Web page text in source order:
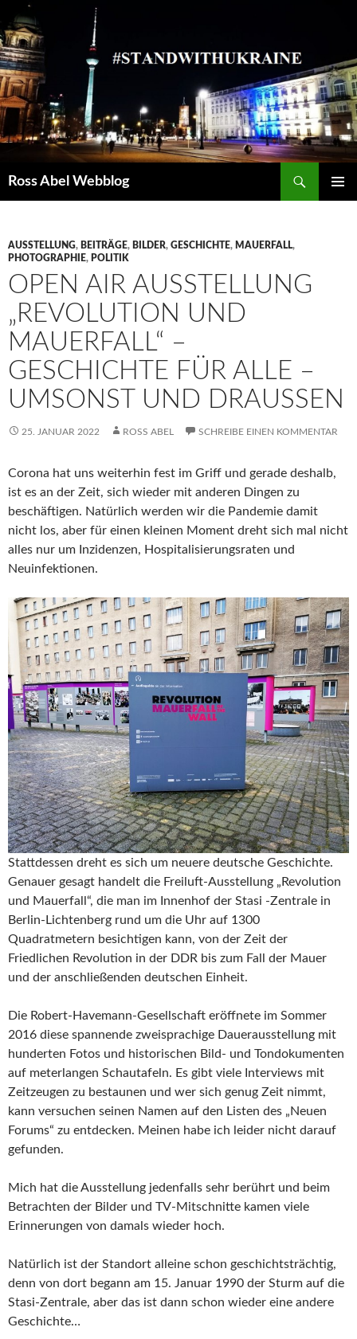
Ross Abel Webblog
AUSSTELLUNG, BEITRÄGE, BILDER, GESCHICHTE, MAUERFALL,
PHOTOGRAPHIE, POLITIK
OPEN AIR AUSSTELLUNG
„REVOLUTION UND
MAUERFALL“ –
GESCHICHTE FÜR ALLE –
UMSONST UND DRAUSSEN
25. JANUAR 2022 ROSS ABEL SCHREIBE EINEN KOMMENTAR
Corona hat uns weiterhin fest im Griff und gerade deshalb,
ist es an der Zeit, sich wieder mit anderen Dingen zu
beschäftigen. Natürlich werden wir die Pandemie damit
nicht los, aber für einen kleinen Moment dreht sich mal nicht
alles nur um Inzidenzen, Hospitalisierungsraten und
Neuinfektionen.
Stattdessen dreht es sich um neuere deutsche Geschichte.
Genauer gesagt handelt die Freiluft-Ausstellung „Revolution
und Mauerfall“, die man im Innenhof der Stasi -Zentrale in
Berlin-Lichtenberg rund um die Uhr auf 1300
Quadratmetern besichtigen kann, von der Zeit der
Friedlichen Revolution in der DDR bis zum Fall der Mauer
und der anschließenden deutschen Einheit.
Die Robert-Havemann-Gesellschaft eröffnete im Sommer
2016 diese spannende zweisprachige Dauerausstellung mit
hunderten Fotos und historischen Bild- und Tondokumenten
auf meterlangen Schautafeln. Es gibt viele Interviews mit
Zeitzeugen zu bestaunen und wer sich genug Zeit nimmt,
kann versuchen seinen Namen auf den Listen des „Neuen
Forums“ zu entdecken. Meinen habe ich leider nicht darauf
gefunden.
Mich hat die Ausstellung jedenfalls sehr berührt und beim
Betrachten der Bilder und TV-Mitschnitte kamen viele
Erinnerungen von damals wieder hoch.
Natürlich ist der Standort alleine schon geschichtsträchtig,
denn von dort begann am 15. Januar 1990 der Sturm auf die
Stasi-Zentrale, aber das ist dann schon wieder eine andere
Geschichte…